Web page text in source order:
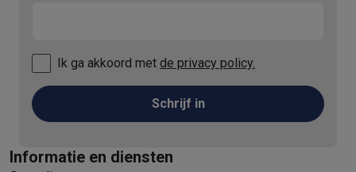
Ik ga akkoord met de privacy policy.
Schrijf in
Informatie en diensten